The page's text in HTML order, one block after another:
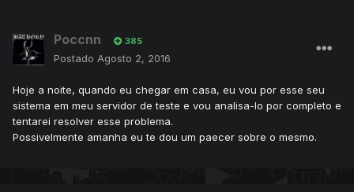
Poccnn 385
Postado Agosto 2, 2016
Hoje a noite, quando eu chegar em casa, eu vou por esse seu
sistema em meu servidor de teste e vou analisa-lo por completo e
tentarei resolver esse problema.
Possivelmente amanha eu te dou um paecer sobre o mesmo.